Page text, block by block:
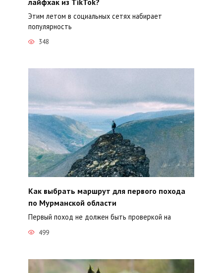
Этим летом в социальных сетях набирает
популярность
348
Как выбрать маршрут для первого похода
по Мурманской области
Первый поход не должен быть проверкой на
499